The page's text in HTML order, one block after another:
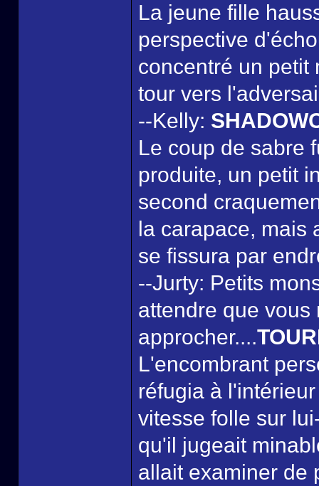
La jeune fille
perspective
concentré un petit
tour vers
--Kelly:
Le coup de sabre
produite, un petit
second
la carapace, mais
se fissura par
--Jurty: Petits
attendre que
approcher....
L'encombrant
réfugia à
vitesse folle sur
qu'il jugeait
allait examiner de